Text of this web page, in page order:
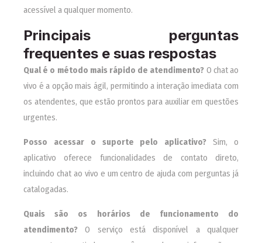
acessível a qualquer momento.
Principais perguntas
frequentes e suas respostas
Qual é o método mais rápido de atendimento? O chat ao
vivo é a opção mais ágil, permitindo a interação imediata com
os atendentes, que estão prontos para auxiliar em questões
urgentes.
Posso acessar o suporte pelo aplicativo? Sim, o
aplicativo oferece funcionalidades de contato direto,
incluindo chat ao vivo e um centro de ajuda com perguntas já
catalogadas.
Quais são os horários de funcionamento do
atendimento? O serviço está disponível a qualquer